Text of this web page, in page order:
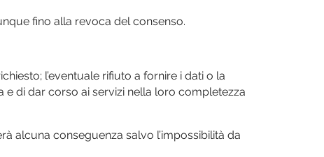
fino alla revoca del consenso.
l’eventuale rifiuto a fornire i dati o la
di dar corso ai servizi nella loro completezza
alcuna conseguenza salvo l’impossibilità da